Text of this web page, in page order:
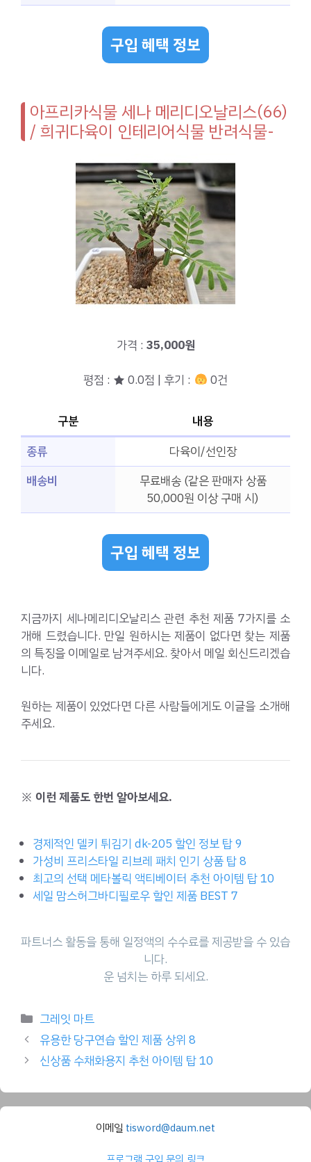
구입 혜택 정보
아프리카식물 세나 메리디오날리스(66)
/ 희귀다육이 인테리어식물 반려식물-
가격 : 35,000원
평점 : ★ 0.0점 | 후기 : 0건
구분
내용
종류
다육이/선인장
배송비
무료배송 (같은 판매자 상품
50,000원 이상 구매 시)
구입 혜택 정보
지금까지 세나메리디오날리스 관련 추천 제품 7가지를 소
개해 드렸습니다. 만일 원하시는 제품이 없다면 찾는 제품
의 특징을 이메일로 남겨주세요. 찾아서 메일 회신드리겠습
니다.
원하는 제품이 있었다면 다른 사람들에게도 이글을 소개해
주세요.
※ 이런 제품도 한번 알아보세요.
경제적인 델키 튀김기 dk-205 할인 정보 탑 9
가성비 프리스타일 리브레 패치 인기 상품 탑 8
최고의 선택 메타볼릭 액티베이터 추천 아이템 탑 10
세일 맘스허그바디필로우 할인 제품 BEST 7
파트너스 활동을 통해 일정액의 수수료를 제공받을 수 있습
니다.
운 넘치는 하루 되세요.
Categories
그레잇 마트
유용한 당구연습 할인 제품 상위 8
신상품 수채화용지 추천 아이템 탑 10
이메일 tisword@daum.net
프로그램 구입 문의 링크